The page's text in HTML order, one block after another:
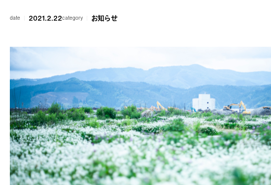
date 2021.2.22category お知らせ